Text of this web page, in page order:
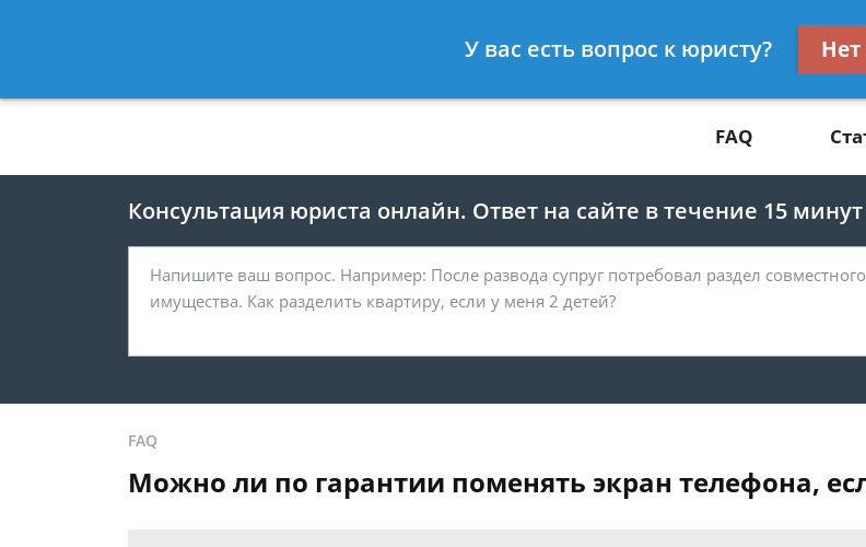
8 812 425-67-81
FAQ
Консультация юриста онлайн. Ответ на сайте в течение 15 минут
FAQ
Можно ли по гарантии поменять экран телефона,
У вас есть вопрос к юристу? Нет